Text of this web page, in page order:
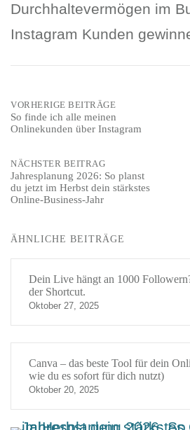
Durchhaltevermögen im
Instagram Kunden
Post
VORHERIGE BEITRÄGE
So finde ich alle meinen
Onlinekunden über Instagram
NÄCHSTER BEITRAG
Jahresplanung 2026: So planst
du jetzt im Herbst dein stärkstes
Online-Business-Jahr
ÄHNLICHE BEITRÄGE
Dein Live hängt an 1000
der Shortcut.
Oktober 27, 2025
Canva – das beste Tool für dein
wie du es sofort für dich nutzt)
Oktober 20, 2025